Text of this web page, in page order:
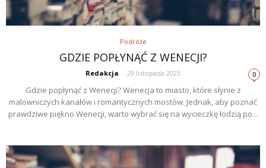
Podróże
GDZIE POPŁYNĄĆ Z WENECJI?
Redakcja - 29 listopada 2023 0
Gdzie popłynąć z Wenecji? Wenecja to miasto, które słynie z
malowniczych kanałów i romantycznych mostów. Jednak, aby poznać
prawdziwe piękno Wenecji, warto wybrać się na wycieczkę łodzią po...